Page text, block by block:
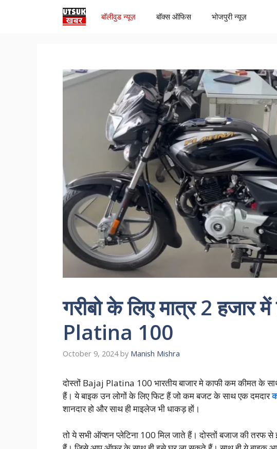
बॉलीवुड न्यूज़ बॉक्स ऑफिस भोजपुरी न्यूज़
गरीबो के लिए मात्र 2 हजार
Platina 100
October 9, 2024 by Manish Mishra
दोस्तों Bajaj Platina 100 भारतीय बाजार मे काफी कम कीमत के
हैं। ये बाइक उन लोगों के लिए फिट हैं जो कम बजट के साथ एक दमदार
शानदार हो और साथ ही माइलेज भी धाकड़ हों।
तो ये सभी ऑप्शन प्लेटिना 100 मिल जाते हैं। दोस्तों बजाज की तरफ